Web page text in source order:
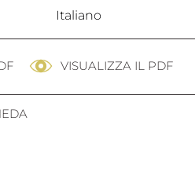
Italiano
VISUALIZZA IL PDF